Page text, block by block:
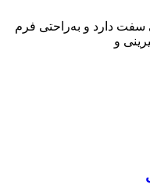
5کیلویی حالتی سفت دارد و به‌راحتی فرم
و